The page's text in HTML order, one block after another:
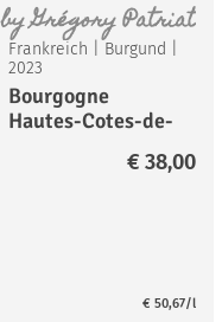
byGrégory Patriat
Frankreich Burgund
2023
Bourgogne
Hautes-Cotes-de-
€ 38,00
€ 50,67/l